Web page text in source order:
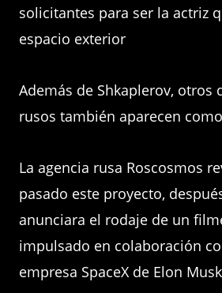
solicitantes para ser la actriz
espacio exterior
Además de Shkaplerov, otros
rusos también aparecen
La agencia rusa Roscosmos
pasado este proyecto,
anunciara el rodaje de un
impulsado en colaboración
empresa SpaceX de Elon